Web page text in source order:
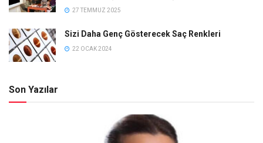
27 TEMMUZ 2025
Sizi Daha Genç Gösterecek Saç Renkleri
22 OCAK 2024
Son Yazılar